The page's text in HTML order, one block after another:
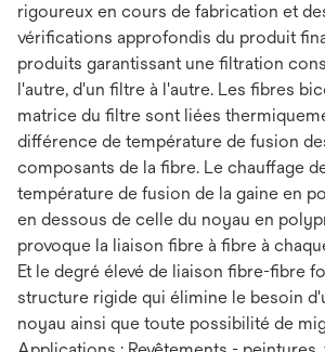
rigoureux en cours de fabrication et
vérifications approfondis du produit
produits garantissant une filtration
l'autre, d'un filtre à l'autre. Les fibres
matrice du filtre sont liées
différence de température de fusion
composants de la fibre. Le chauffage
température de fusion de la gaine en
en dessous de celle du noyau en
provoque la liaison fibre à fibre à
Et le degré élevé de liaison fibre-fibre
structure rigide qui élimine le besoin
noyau ainsi que toute possibilité de